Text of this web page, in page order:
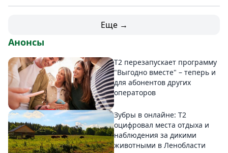
Еще →
Анонсы
Т2 перезапускает программу
"Выгодно вместе" – теперь и
для абонентов других
операторов
Зубры в онлайне: Т2
оцифровал места отдыха и
наблюдения за дикими
животными в Ленобласти